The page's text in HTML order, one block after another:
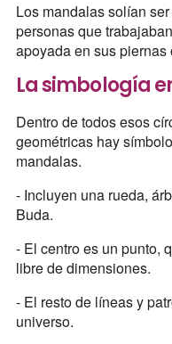
Los mandalas solían
personas que
apoyada en sus piernas
La simbología
Dentro de todos esos
geométricas hay
mandalas.
- Incluyen una rueda,
Buda.
- El centro es un punto,
libre de dimensiones.
- El resto de líneas y
universo.